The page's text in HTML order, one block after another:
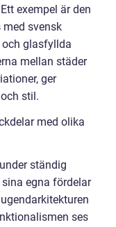
exempel är den
svensk
och glasfyllda
mellan städer
ger
stil.
med olika
ständig
egna fördelar
ses